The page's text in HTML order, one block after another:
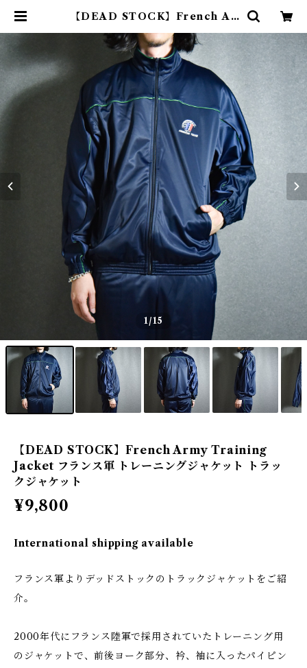
【DEAD STOCK】French Ar
トレーニングジャケット トラックジ
ャケット | mark & collars (マー
クアンドカラーズ)
1/15
【DEAD STOCK】French Army Training
Jacket フランス軍 トレーニングジャケット トラッ
クジャケット
¥9,800
International shipping available
フランス軍よりデッドストックのトラックジャケットをご紹
介。
2000年代にフランス陸軍で採用されていたトレーニング用
のジャケットで、前後ヨーク部分、衿、袖に入ったパイピン